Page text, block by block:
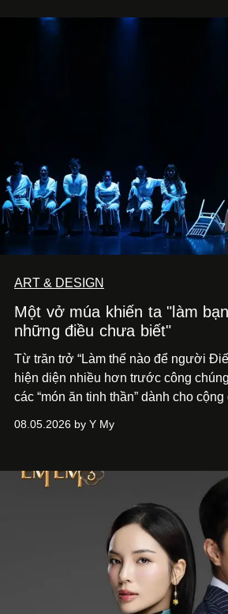
ART & DESIGN
Một vở múa khiến ta "làm
những điều chưa biết"
Từ trăn trở “Làm thế nào để người
hiện diện nhiều hơn trước công
các “món ăn tinh thần” dành cho
phẩm múa đương đại thành hiện
08.05.2026 by Y My